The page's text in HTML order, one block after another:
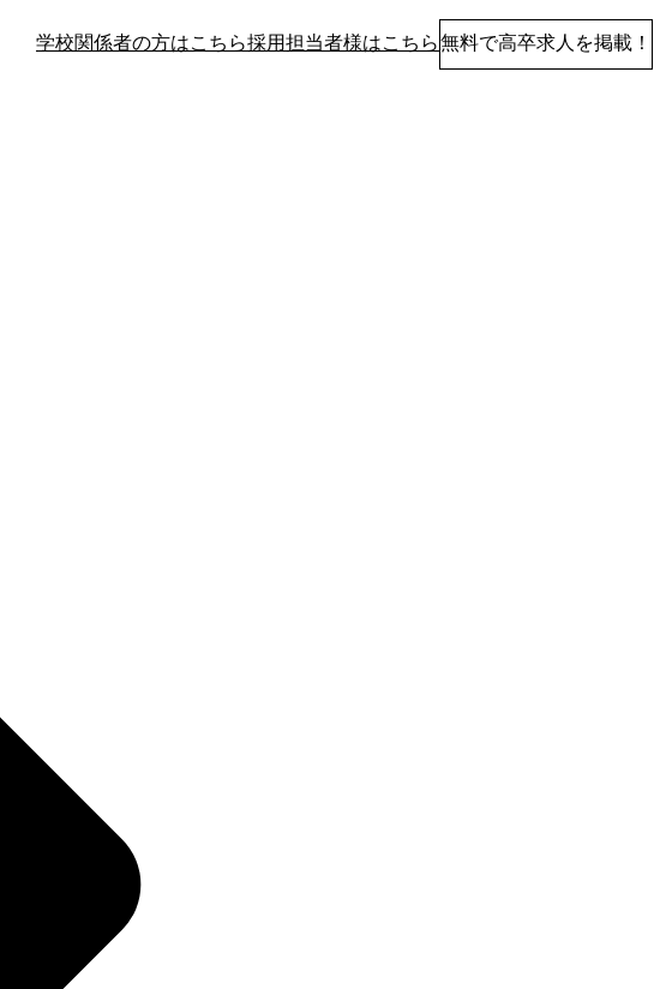
学校関係者の方はこちら採用担当者様はこちら無料で高卒求人を掲載！